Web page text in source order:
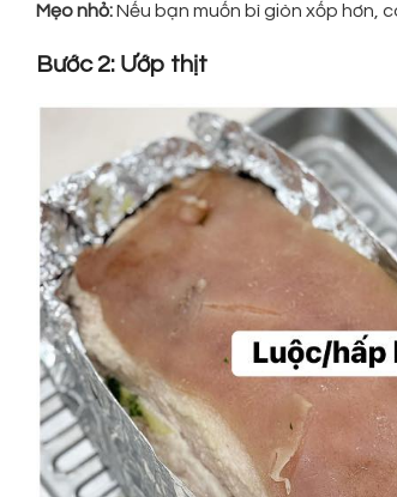
Mẹo nhỏ:Nếu bạn muốn bì giòn xốp hơn,
Bước 2: Ướp thịt